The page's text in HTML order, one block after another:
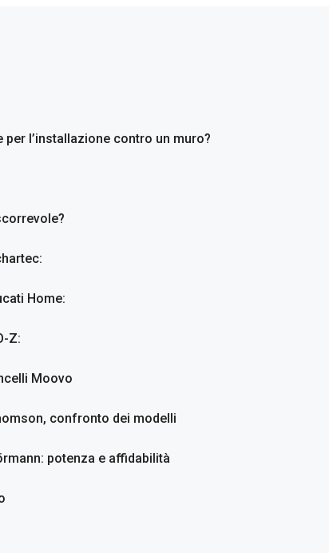
l’installazione contro un muro?
Home:
Z:
Moovo
confronto dei modelli
potenza e affidabilità